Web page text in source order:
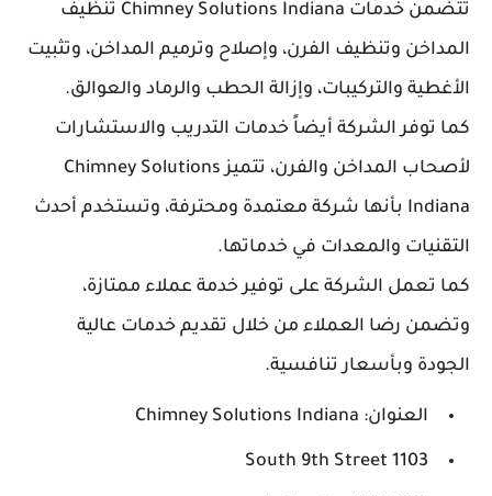
تتضمن خدمات Chimney Solutions Indiana تنظيف
المداخن وتنظيف الفرن، وإصلاح وترميم المداخن، وتثبيت
الأغطية والتركيبات، وإزالة الحطب والرماد والعوالق.
كما توفر الشركة أيضاً خدمات التدريب والاستشارات
لأصحاب المداخن والفرن، تتميز Chimney Solutions
Indiana بأنها شركة معتمدة ومحترفة، وتستخدم أحدث
التقنيات والمعدات في خدماتها.
كما تعمل الشركة على توفير خدمة عملاء ممتازة،
وتضمن رضا العملاء من خلال تقديم خدمات عالية
الجودة وبأسعار تنافسية.
العنوان: Chimney Solutions Indiana
1103 South 9th Street